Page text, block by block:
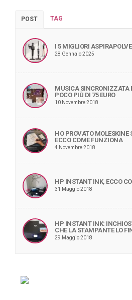
POST TAG
I 5 MIGLIORI
28 Gennaio 2025
MUSICA SINCRONIZZATA
POCO PIÙ DI 75 EURO
10 Novembre 2018
HO PROVATO MOLESKINE
ECCO COME FUNZIONA
4 Novembre 2018
HP INSTANT INK, ECCO
31 Maggio 2018
HP INSTANT INK:
CHE LA STAMPANTE LO
29 Maggio 2018